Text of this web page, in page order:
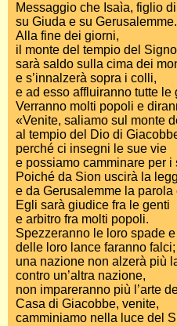
Messaggio che Isaìa, figlio
su Giuda e su Gerusalemme.
Alla fine dei giorni,
il monte del tempio del
sarà saldo sulla cima dei
e s’innalzerà sopra i colli,
e ad esso affluiranno tutte le
Verranno molti popoli e
«Venite, saliamo sul monte
al tempio del Dio di
perché ci insegni le sue vie
e possiamo camminare per i
Poiché da Sion uscirà la
e da Gerusalemme la parola
Egli sarà giudice fra le genti
e arbitro fra molti popoli.
Spezzeranno le loro spade
delle loro lance faranno falci;
una nazione non alzerà più
contro un’altra nazione,
non impareranno più l’arte
Casa di Giacobbe, venite,
camminiamo nella luce del